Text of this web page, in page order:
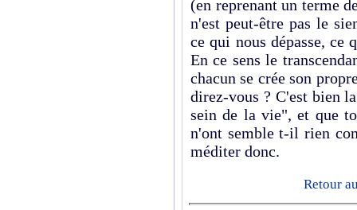
(en reprenant un terme
n'est peut-être pas le
ce qui nous dépasse, ce
En ce sens le
chacun se crée son
direz-vous ? C'est bien
sein de la vie", et que
n'ont semble t-il rien
méditer donc.
Retour